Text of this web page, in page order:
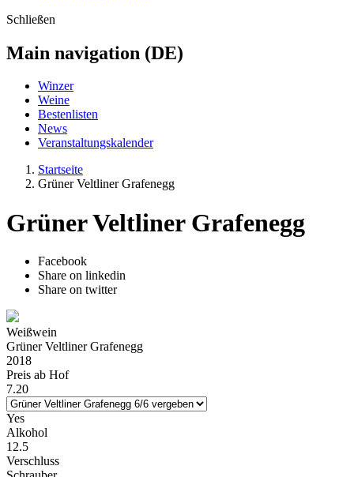
Schließen
Main navigation (DE)
Winzer
Weine
Bestenlisten
News
Veranstaltungskalender
Startseite
Grüner Veltliner Grafenegg
Grüner Veltliner Grafenegg
Facebook
Share on linkedin
Share on twitter
Weißwein
Grüner Veltliner Grafenegg
2018
Preis ab Hof
7.20
Yes
Alkohol
12.5
Verschluss